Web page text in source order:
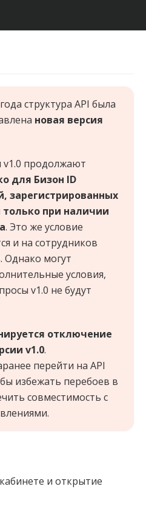
структура API была
новая версия
v1.0 продолжают
для Бизон ID
зарегистрированных
только при наличии
. Это же условие
и на сотрудников
Однако могут
условия,
v1.0 не будут
отключение
v1.0.
перейти на API
избежать перебоев в
совместимость с
и открытие